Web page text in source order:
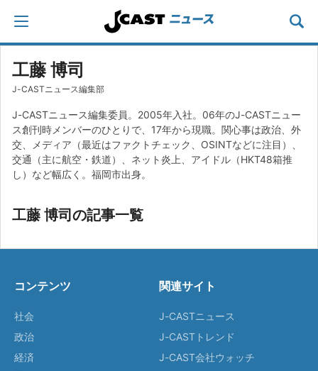
工藤 博司
J-CASTニュース編集部
J-CASTニュース編集委員。2005年入社。06年のJ-CASTニュー
ス創刊時メンバーのひとりで、17年から現職。関心事は政治、外
交、メディア（最近はファクトチェック、OSINTなどに注目）、
交通（主に航空・鉄道）、ネット炎上、アイドル（HKT48箱推
し）など幅広く。福岡市出身。
工藤 博司の記事一覧
コンテンツ
社会
政治
経済
関連サイト
J-CASTニュース
J-CASTトレンド
J-CAST会社ウォッチ